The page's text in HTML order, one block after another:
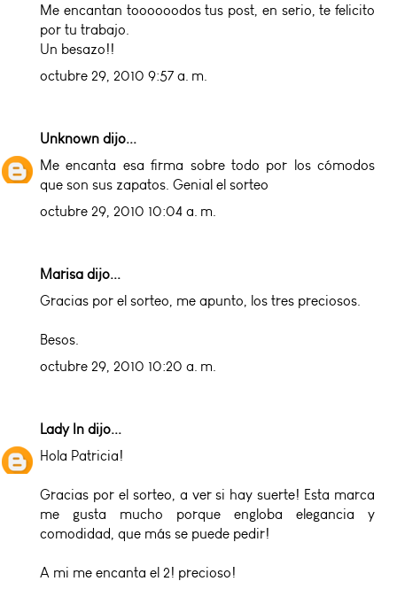
Me encantan toooooodos tus post, en serio, te felicito
por tu trabajo.
Un besazo!!
octubre 29, 2010 9:57 a. m.
Unknown dijo...
Me encanta esa firma sobre todo por los cómodos
que son sus zapatos. Genial el sorteo
octubre 29, 2010 10:04 a. m.
Marisa dijo...
Gracias por el sorteo, me apunto, los tres preciosos.
Besos.
octubre 29, 2010 10:20 a. m.
Lady In dijo...
Hola Patricia!
Gracias por el sorteo, a ver si hay suerte! Esta marca
me gusta mucho porque engloba elegancia y
comodidad, que más se puede pedir!
A mi me encanta el 2! precioso!